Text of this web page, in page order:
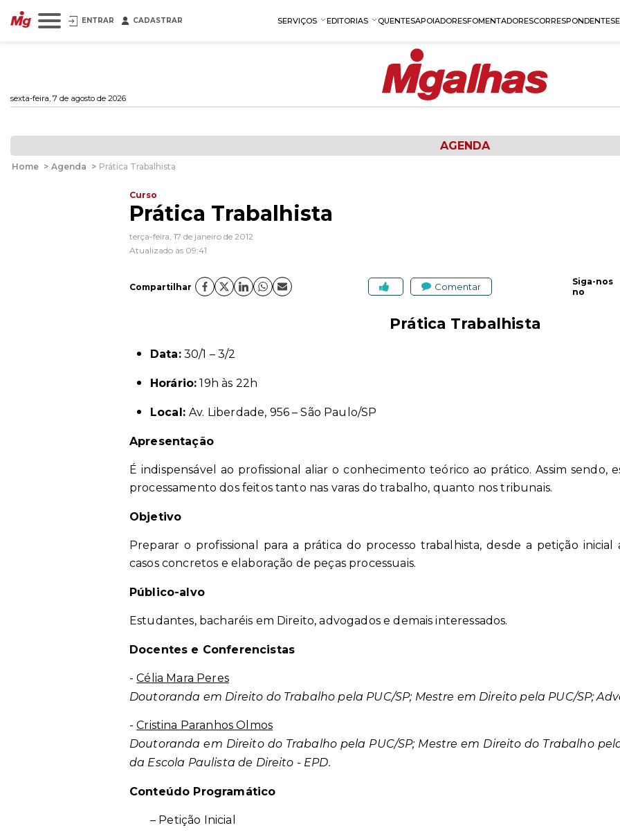
ENTRAR CADASTRAR SERVIÇOS EDITORIAS QUENTESAPOIADORESFOMENTADORESCORRESPONDENTES
sexta-feira, 7 de agosto de 2026
AGENDA
Home > Agenda > Prática Trabalhista
Curso
Prática Trabalhista
terça-feira, 17 de janeiro de 2012
Atualizado às 09:41
Compartilhar Comentar
Siga-nos
no
Prática Trabalhista
Data:30/1 – 3/2
Horário: 19h às 22h
Local:Av. Liberdade, 956 – São Paulo/SP
Apresentação
É indispensável ao profissional aliar o conhecimento teórico ao prático. Assim sendo,
processamento dos feitos tanto nas varas do trabalho, quanto nos tribunais.
Objetivo
Preparar o profissional para a prática do processo trabalhista, desde a petição
casos concretos e elaboração de peças processuais.
Público-alvo
Estudantes, bacharéis em Direito, advogados e demais interessados.
Docentes e Conferencistas
-Célia Mara Peres
Doutoranda em Direito do Trabalho pela PUC/SP; Mestre em Direito pela PUC/SP;
-Cristina Paranhos Olmos
Doutoranda em Direito do Trabalho pela PUC/SP; Mestre em Direito do Trabalho
da Escola Paulista de Direito - EPD.
Conteúdo Programático
– Petição Inicial